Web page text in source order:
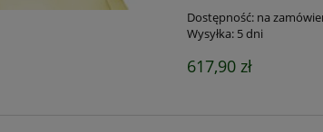
Dostępność: na
Wysyłka: 5 dni
617,90 zł